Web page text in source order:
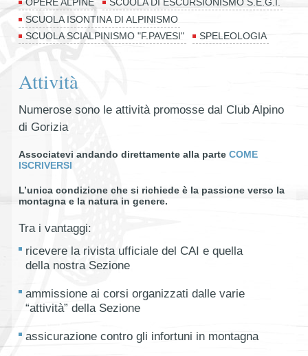
SCUOLA ISONTINA DI ALPINISMO
SCUOLA SCIALPINISMO "F.PAVESI"
SPELEOLOGIA
Attività
Numerose sono le attività promosse dal Club Alpino
di Gorizia
Associatevi andando direttamente alla parte COME
ISCRIVERSI
L’unica condizione che si richiede è la passione verso la
montagna e la natura in genere.
Tra i vantaggi:
ricevere la rivista ufficiale del CAI e quella
della nostra Sezione
ammissione ai corsi organizzati dalle varie
“attività” della Sezione
assicurazione contro gli infortuni in montagna